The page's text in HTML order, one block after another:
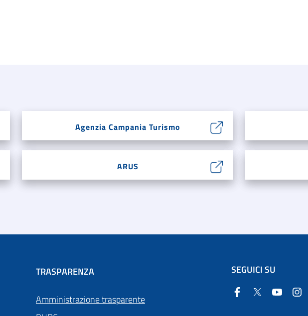
Agenzia Campania Turismo
ARUS
TRASPARENZA
Amministrazione trasparente
SEGUICI SU
Facebook
Twitter YouTube